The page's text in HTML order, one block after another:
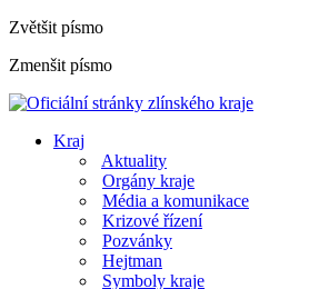
Zvětšit písmo
Zmenšit písmo
Kraj
Aktuality
Orgány kraje
Média a komunikace
Krizové řízení
Pozvánky
Hejtman
Symboly kraje